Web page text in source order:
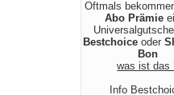
Oftmals
Abo Prämie
Bestchoiceoder
Bon
was ist das
Info